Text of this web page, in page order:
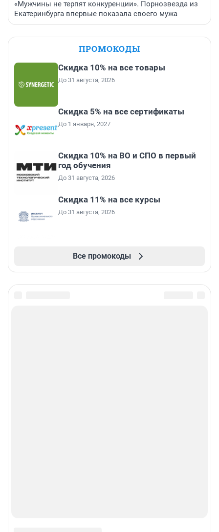
«Мужчины не терпят конкуренции». Порнозвезда из
Екатеринбурга впервые показала своего мужа
ПРОМОКОДЫ
Скидка 10% на все товары
До 31 августа, 2026
Скидка 5% на все сертификаты
До 1 января, 2027
Скидка 10% на ВО и СПО в первый
год обучения
До 31 августа, 2026
Скидка 11% на все курсы
До 31 августа, 2026
Все промокоды